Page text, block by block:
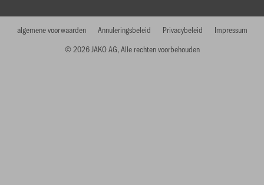
© 2026 JAKO AG, Alle rechten voorbehouden
algemene voorwaarden Annuleringsbeleid Privacybeleid Impressum